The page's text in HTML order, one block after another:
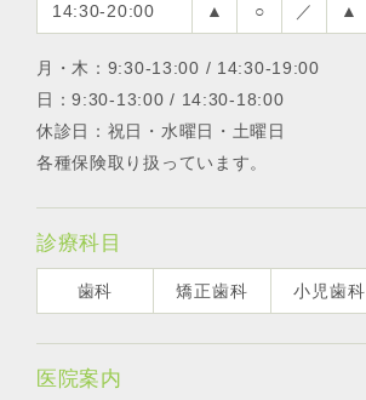
14:30-20:00 ▲ ○ ／ ▲
月・木：9:30-13:00 / 14:30-19:00
日：9:30-13:00 / 14:30-18:00
休診日：祝日・水曜日・土曜日
各種保険取り扱っています。
診療科目
歯科 矯正歯科 小児歯科
医院案内